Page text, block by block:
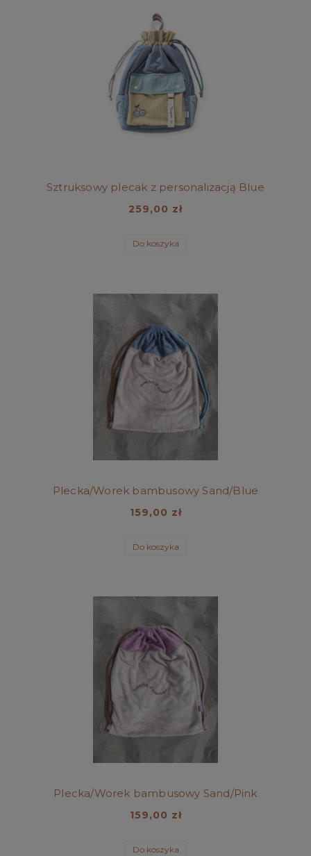
Sztruksowy plecak z personalizacją Blue
259,00 zł
Do koszyka
Plecka/Worek bambusowy Sand/Blue
159,00 zł
Do koszyka
Plecka/Worek bambusowy Sand/Pink
159,00 zł
Do koszyka